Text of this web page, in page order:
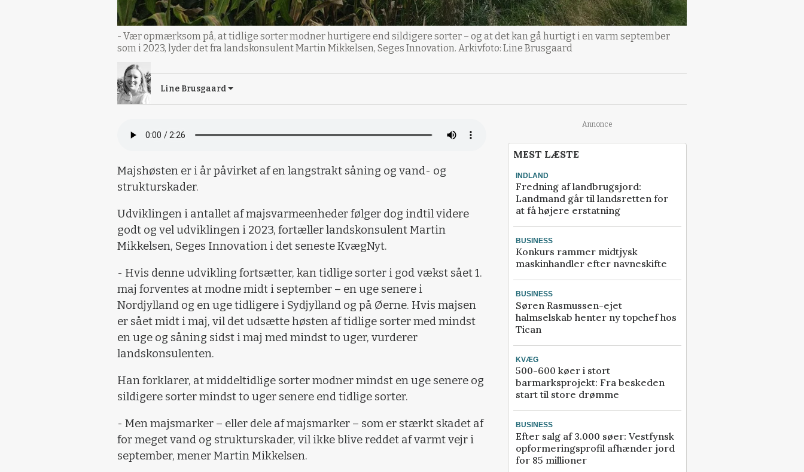
- Vær opmærksom på, at tidlige sorter modner hurtigere end sildigere sorter – og at det kan gå hurtigt i en varm september
som i 2023, lyder det fra landskonsulent Martin Mikkelsen, Seges Innovation. Arkivfoto: Line Brusgaard
Line Brusgaard
Majshøsten er i år påvirket af en langstrakt såning og vand- og
strukturskader.
Udviklingen i antallet af majsvarmeenheder følger dog indtil videre
godt og vel udviklingen i 2023, fortæller landskonsulent Martin
Mikkelsen, Seges Innovation i det seneste KvægNyt.
- Hvis denne udvikling fortsætter, kan tidlige sorter i god vækst sået 1.
maj forventes at modne midt i september – en uge senere i
Nordjylland og en uge tidligere i Sydjylland og på Øerne. Hvis majsen
er sået midt i maj, vil det udsætte høsten af tidlige sorter med mindst
en uge og såning sidst i maj med mindst to uger, vurderer
landskonsulenten.
Han forklarer, at middeltidlige sorter modner mindst en uge senere og
sildigere sorter mindst to uger senere end tidlige sorter.
- Men majsmarker – eller dele af majsmarker – som er stærkt skadet af
for meget vand og strukturskader, vil ikke blive reddet af varmt vejr i
september, mener Martin Mikkelsen.
Annonce
MEST LÆSTE
INDLAND
Fredning af landbrugsjord:
Landmand går til landsretten for
at få højere erstatning
BUSINESS
Konkurs rammer midtjysk
maskinhandler efter navneskifte
BUSINESS
Søren Rasmussen-ejet
halmselskab henter ny topchef hos
Tican
KVÆG
500-600 køer i stort
barmarksprojekt: Fra beskeden
start til store drømme
BUSINESS
Efter salg af 3.000 søer: Vestfynsk
opformeringsprofil afhænder jord
for 85 millioner